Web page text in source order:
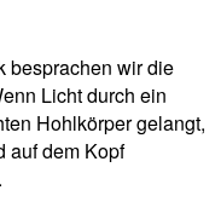
besprachen wir die
Licht durch ein
Hohlkörper gelangt,
auf dem Kopf